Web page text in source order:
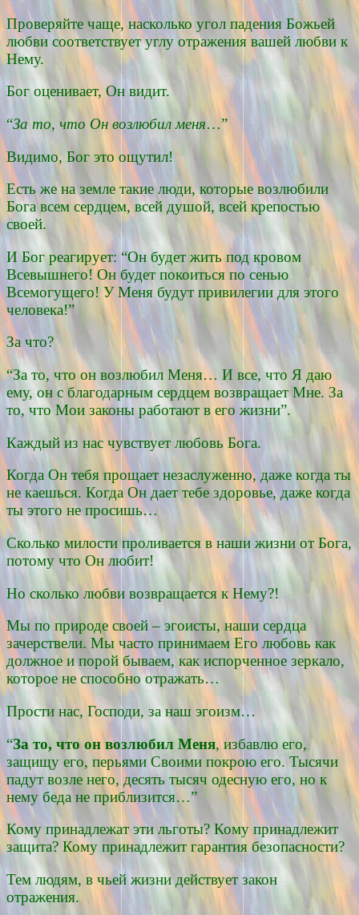
Проверяйте чаще, насколько угол падения Божьей
любви соответствует углу отражения вашей любви к
Нему.
Бог оценивает, Он видит.
“За то, что Он возлюбил меня…”
Видимо, Бог это ощутил!
Есть же на земле такие люди, которые возлюбили
Бога всем сердцем, всей душой, всей крепостью
своей.
И Бог реагирует: “Он будет жить под кровом
Всевышнего! Он будет покоиться по сенью
Всемогущего! У Меня будут привилегии для этого
человека!”
За что?
“За то, что он возлюбил Меня… И все, что Я даю
ему, он с благодарным сердцем возвращает Мне. За
то, что Мои законы работают в его жизни”.
Каждый из нас чувствует любовь Бога.
Когда Он тебя прощает незаслуженно, даже когда ты
не каешься. Когда Он дает тебе здоровье, даже когда
ты этого не просишь…
Сколько милости проливается в наши жизни от Бога,
потому что Он любит!
Но сколько любви возвращается к Нему?!
Мы по природе своей – эгоисты, наши сердца
зачерствели. Мы часто принимаем Его любовь как
должное и порой бываем, как испорченное зеркало,
которое не способно отражать…
Прости нас, Господи, за наш эгоизм…
“За то, что он возлюбил Меня, избавлю его,
защищу его, перьями Своими покрою его. Тысячи
падут возле него, десять тысяч одесную его, но к
нему беда не приблизится…”
Кому принадлежат эти льготы? Кому принадлежит
защита? Кому принадлежит гарантия безопасности?
Тем людям, в чьей жизни действует закон
отражения.